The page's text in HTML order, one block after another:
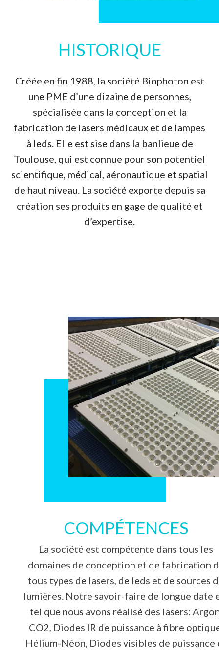
HISTORIQUE
Créée en fin 1988, la société Biophoton est
une PME d’une dizaine de personnes,
spécialisée dans la conception et la
fabrication de lasers médicaux et de lampes
à leds. Elle est sise dans la banlieue de
Toulouse, qui est connue pour son potentiel
scientifique, médical, aéronautique et spatial
de haut niveau. La société exporte depuis sa
création ses produits en gage de qualité et
d’expertise.
COMPÉTENCES
La société est compétente dans tous les
domaines de conception et de fabrication
tous types de lasers, de leds et de sources
lumières. Notre savoir-faire de longue date
tel que nous avons réalisé des lasers:
CO2, Diodes IR de puissance à fibre
Hélium-Néon, Diodes visibles de puissance